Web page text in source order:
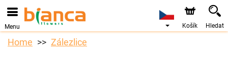
Menu Košík Hledat
Home Zálezlice